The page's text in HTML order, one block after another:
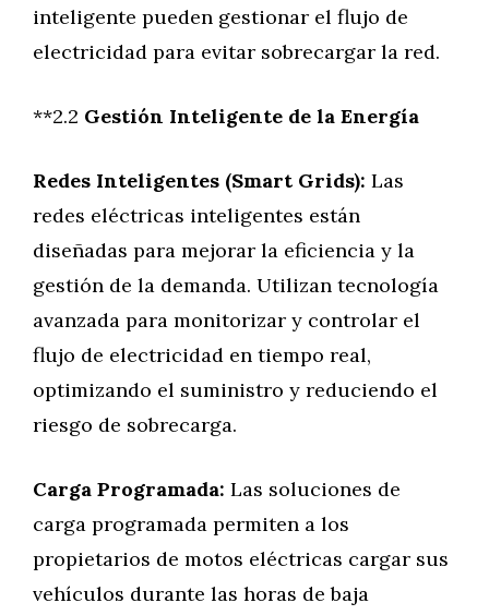
inteligente pueden gestionar el flujo de
electricidad para evitar sobrecargar la red.
**2.2 Gestión Inteligente de la Energía
Redes Inteligentes (Smart Grids): Las
redes eléctricas inteligentes están
diseñadas para mejorar la eficiencia y la
gestión de la demanda. Utilizan tecnología
avanzada para monitorizar y controlar el
flujo de electricidad en tiempo real,
optimizando el suministro y reduciendo el
riesgo de sobrecarga.
Carga Programada: Las soluciones de
carga programada permiten a los
propietarios de motos eléctricas cargar sus
vehículos durante las horas de baja